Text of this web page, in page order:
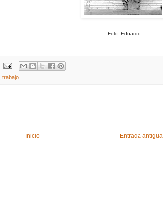
Foto: Eduardo
trabajo
Entrada antigua
Inicio